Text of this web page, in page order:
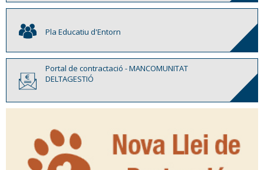
Pla Educatiu d'Entorn
Portal de contractació - MANCOMUNITAT
DELTAGESTIÓ